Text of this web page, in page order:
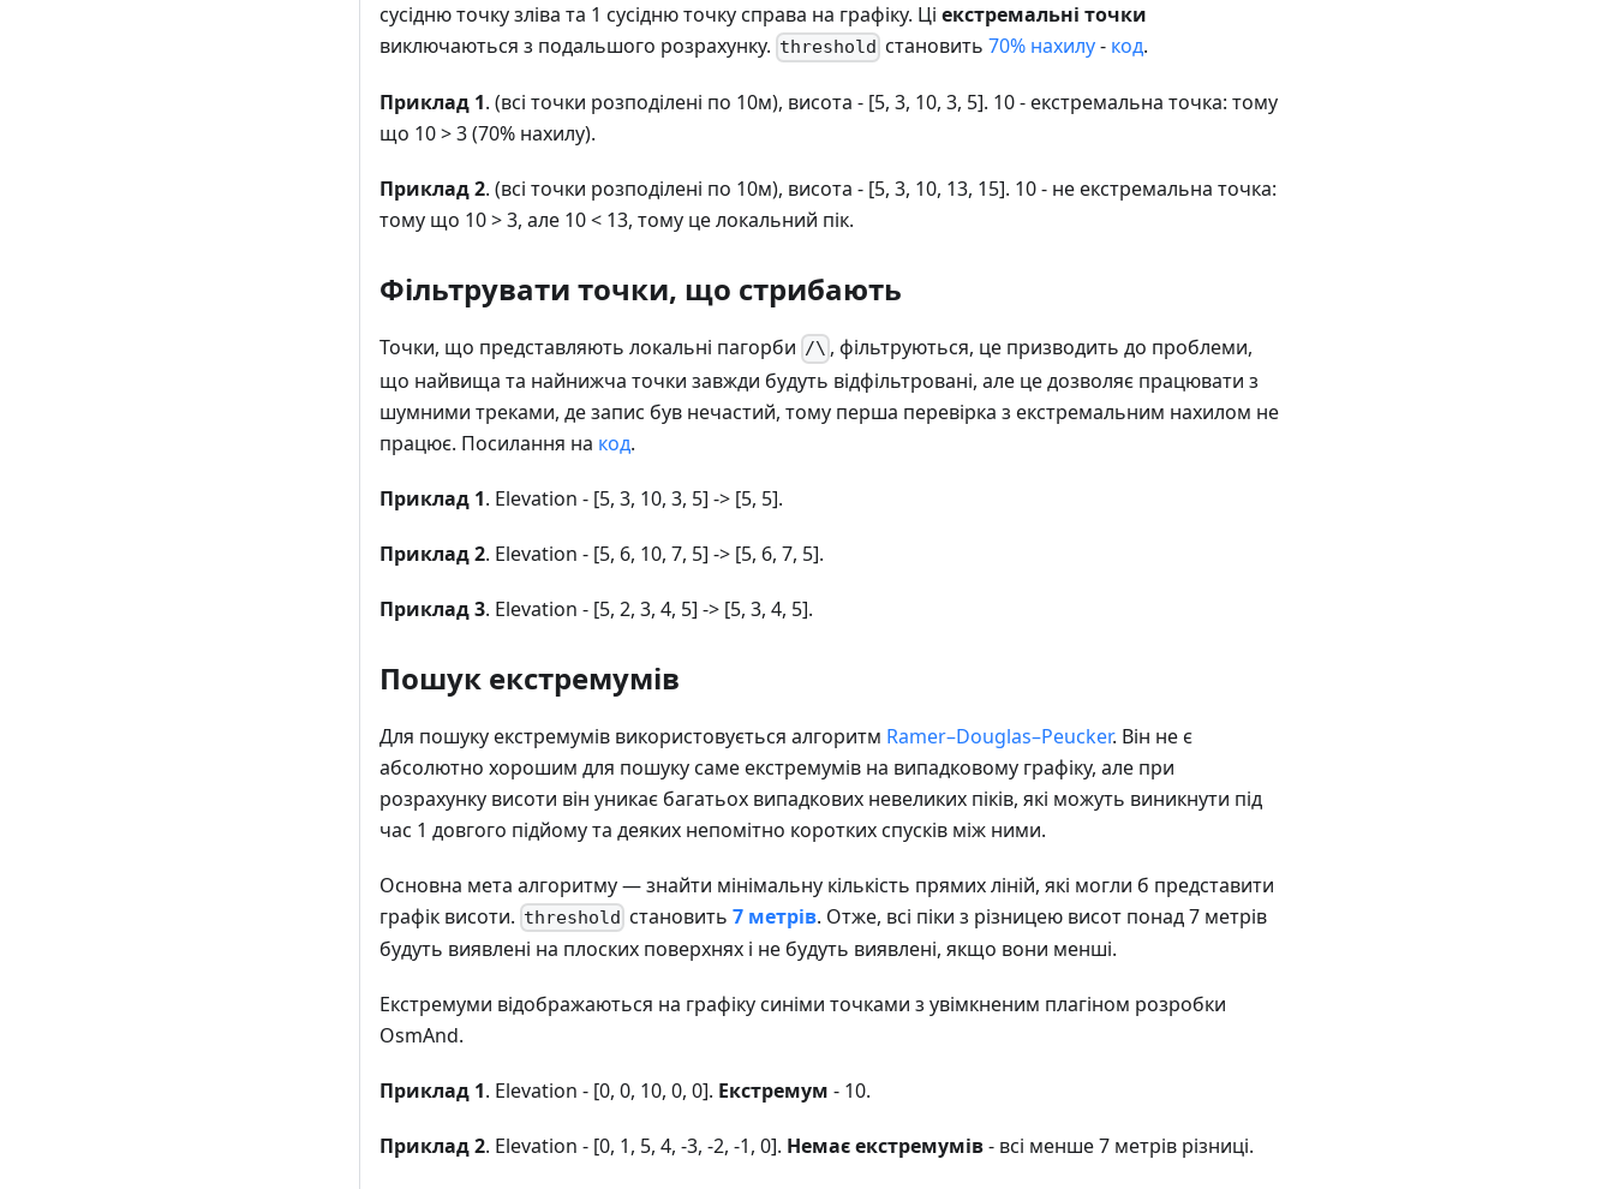
сусідню точку зліва та 1 сусідню точку справа на графіку. Ці екстремальні точки
виключаються з подальшого розрахунку. threshold становить70% нахилу- код.
Приклад 1. (всі точки розподілені по 10м), висота - [5, 3, 10, 3, 5]. 10 - екстремальна точка: тому
що 10 > 3 (70% нахилу).
Приклад 2. (всі точки розподілені по 10м), висота - [5, 3, 10, 13, 15]. 10 - не екстремальна точка:
тому що 10 > 3, але 10 < 13, тому це локальний пік.
Фільтрувати точки, що стрибають
Точки, що представляють локальні пагорби /\ , фільтруються, це призводить до проблеми,
що найвища та найнижча точки завжди будуть відфільтровані, але це дозволяє працювати з
шумними треками, де запис був нечастий, тому перша перевірка з екстремальним нахилом не
працює. Посилання на код.
Приклад 1. Elevation - [5, 3, 10, 3, 5] -> [5, 5].
Приклад 2. Elevation - [5, 6, 10, 7, 5] -> [5, 6, 7, 5].
Приклад 3. Elevation - [5, 2, 3, 4, 5] -> [5, 3, 4, 5].
Пошук екстремумів
Для пошуку екстремумів використовується алгоритм Ramer–Douglas–Peucker. Він не є
абсолютно хорошим для пошуку саме екстремумів на випадковому графіку, але при
розрахунку висоти він уникає багатьох випадкових невеликих піків, які можуть виникнути під
час 1 довгого підйому та деяких непомітно коротких спусків між ними.
Основна мета алгоритму — знайти мінімальну кількість прямих ліній, які могли б представити
графік висоти. threshold становить7 метрів. Отже, всі піки з різницею висот понад 7 метрів
будуть виявлені на плоских поверхнях і не будуть виявлені, якщо вони менші.
Екстремуми відображаються на графіку синіми точками з увімкненим плагіном розробки
OsmAnd.
Приклад 1. Elevation - [0, 0, 10, 0, 0]. Екстремум - 10.
Приклад 2. Elevation - [0, 1, 5, 4, -3, -2, -1, 0]. Немає екстремумів- всі менше 7 метрів різниці.